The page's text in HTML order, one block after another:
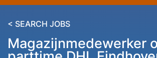
< SEARCH JOBS
Magazijnmedewerker